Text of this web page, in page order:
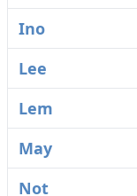
Ino
Lee
Lem
May
Not